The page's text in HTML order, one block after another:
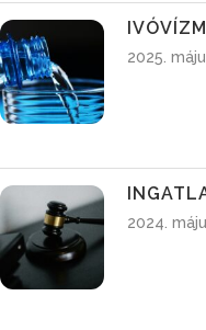
2025.
2024.